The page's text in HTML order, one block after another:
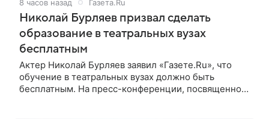
8 часов назад Газета.Ru
Николай Бурляев призвал сделать
образование в театральных вузах
бесплатным
Актер Николай Бурляев заявил «Газете.Ru», что
обучение в театральных вузах должно быть
бесплатным. На пресс-конференции, посвященной